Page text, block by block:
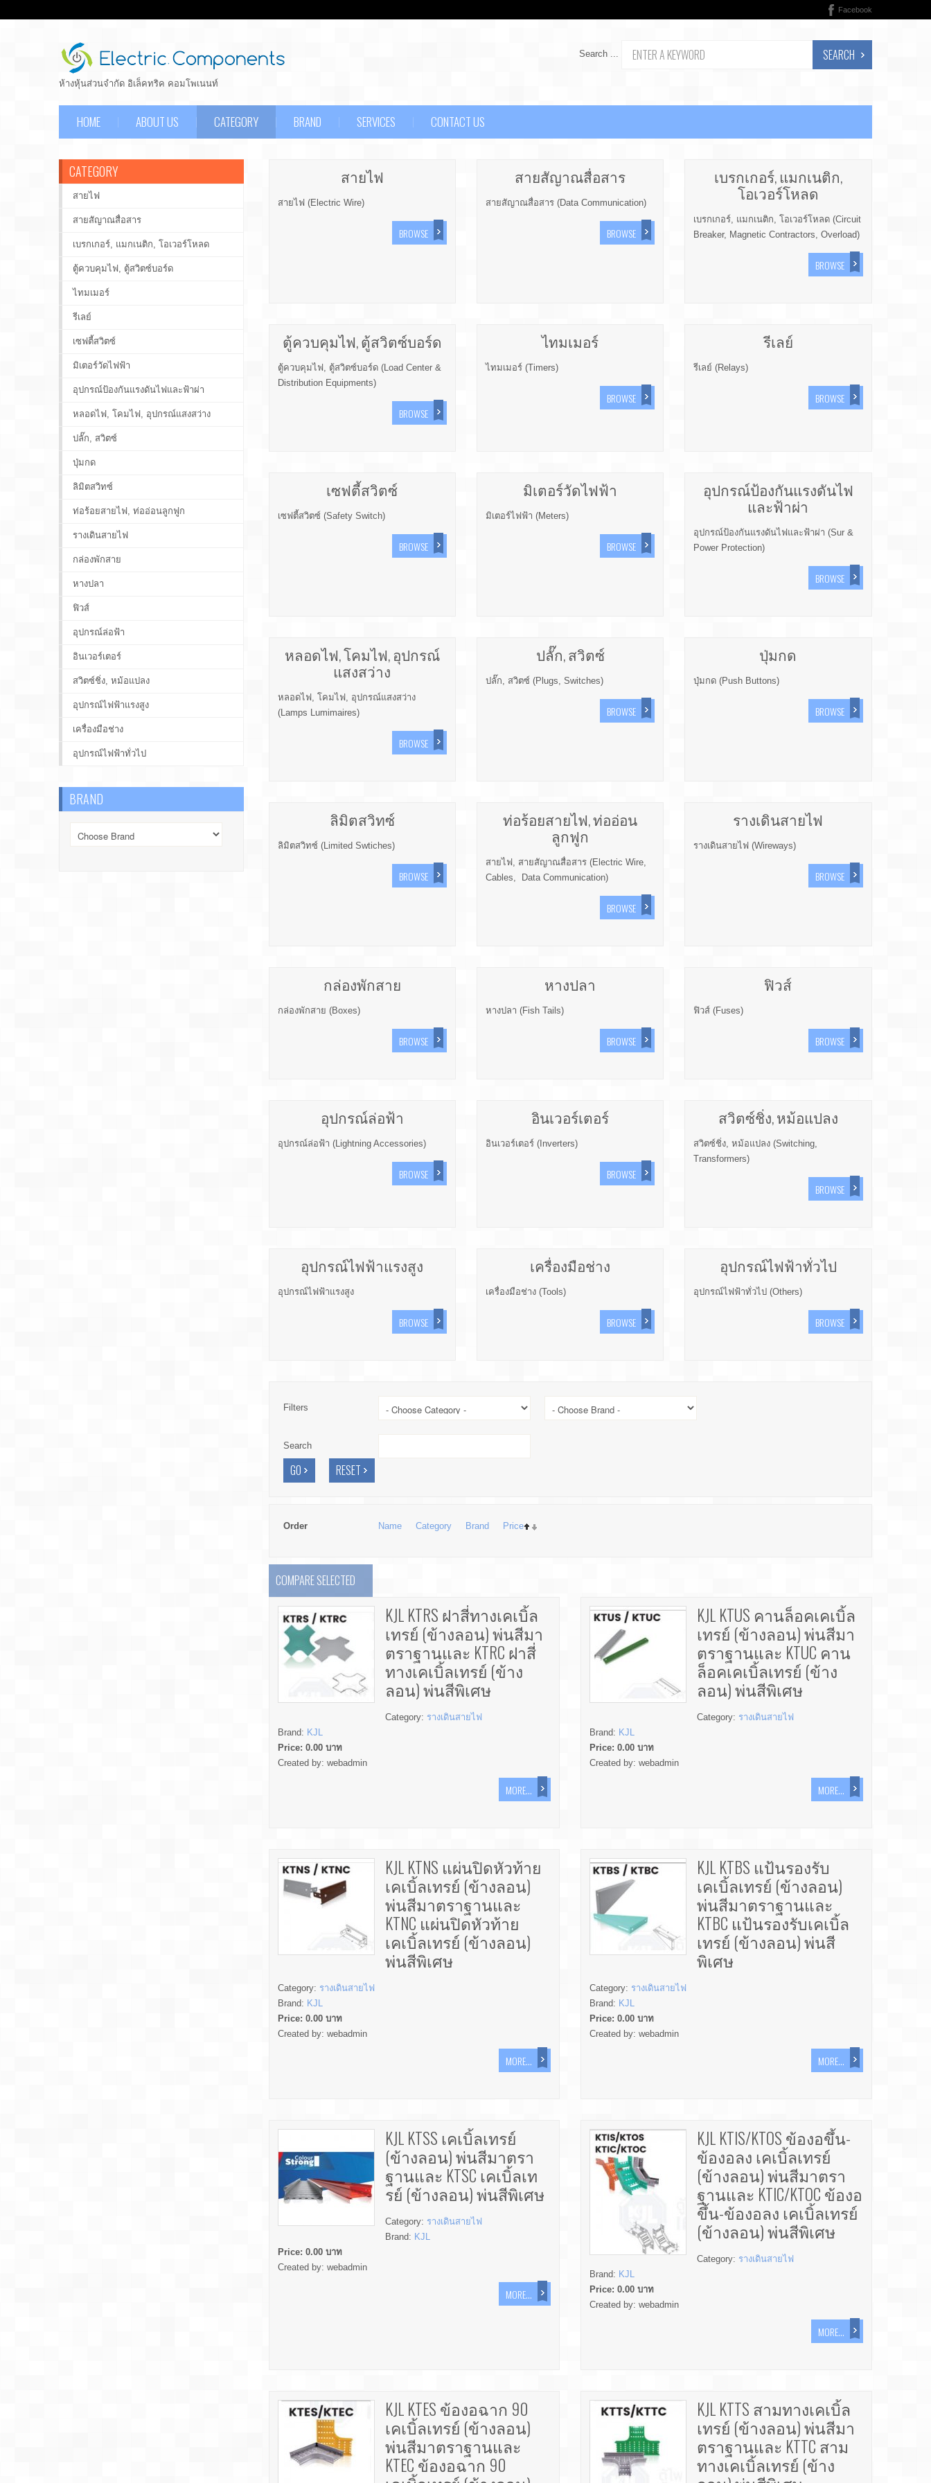
Facebook
ห้างหุ้นส่วนจำกัด อิเล็คทริค คอมโพเนนท์
Search ... SEARCH
HOME ABOUT US CATEGORY BRAND SERVICES CONTACT US
สายไฟ
สายไฟ (Electric Wire)
BROWSE
สายสัญาณสื่อสาร
สายสัญาณสื่อสาร (Data Communication)
BROWSE
เบรกเกอร์, แมกเนติก,
โอเวอร์โหลด
เบรกเกอร์, แมกเนติก, โอเวอร์โหลด (Circuit
Breaker, Magnetic Contractors, Overload)
BROWSE
ตู้ควบคุมไฟ, ตู้สวิตซ์บอร์ด
ตู้ควบคุมไฟ, ตู้สวิตซ์บอร์ด (Load Center &
Distribution Equipments)
BROWSE
ไทมเมอร์
ไทมเมอร์ (Timers)
BROWSE
รีเลย์
รีเลย์ (Relays)
BROWSE
เซฟตี้สวิตซ์
เซฟตี้สวิตซ์ (Safety Switch)
BROWSE
มิเตอร์วัดไฟฟ้า
มิเตอร์ไฟฟ้า (Meters)
BROWSE
อุปกรณ์ป้องกันแรงดันไฟ
และฟ้าผ่า
อุปกรณ์ป้องกันแรงดันไฟและฟ้าผ่า (Sur &
Power Protection)
BROWSE
หลอดไฟ, โคมไฟ, อุปกรณ์
แสงสว่าง
หลอดไฟ, โคมไฟ, อุปกรณ์แสงสว่าง
(Lamps Lumimaires)
BROWSE
ปลั๊ก, สวิตซ์
ปลั๊ก, สวิตซ์ (Plugs, Switches)
BROWSE
ปุ่มกด
ปุ่มกด (Push Buttons)
BROWSE
ลิมิตสวิทซ์
ลิมิตสวิทซ์ (Limited Swtiches)
BROWSE
ท่อร้อยสายไฟ, ท่ออ่อน
ลูกฟูก
สายไฟ, สายสัญาณสื่อสาร (Electric Wire,
Cables, Data Communication)
BROWSE
รางเดินสายไฟ
รางเดินสายไฟ (Wireways)
BROWSE
กล่องพักสาย
กล่องพักสาย (Boxes)
BROWSE
หางปลา
หางปลา (Fish Tails)
BROWSE
ฟิวส์
ฟิวส์ (Fuses)
BROWSE
อุปกรณ์ล่อฟ้า
อุปกรณ์ล่อฟ้า (Lightning Accessories)
BROWSE
อินเวอร์เตอร์
อินเวอร์เตอร์ (Inverters)
BROWSE
สวิตซ์ชิ่ง, หม้อแปลง
สวิตซ์ชิ่ง, หม้อแปลง (Switching,
Transformers)
BROWSE
อุปกรณ์ไฟฟ้าแรงสูง
อุปกรณ์ไฟฟ้าแรงสูง
BROWSE
เครื่องมือช่าง
เครื่องมือช่าง (Tools)
BROWSE
อุปกรณ์ไฟฟ้าทั่วไป
อุปกรณ์ไฟฟ้าทั่วไป (Others)
BROWSE
Filters
Search
Order Name Category Brand Price
COMPARE SELECTED
KJL KTRS ฝาสี่ทางเคเบิ้ล
เทรย์ (ข้างลอน) พ่นสีมา
ตราฐานและ KTRC ฝาสี่
ทางเคเบิ้ลเทรย์ (ข้าง
ลอน) พ่นสีพิเศษ
Category: รางเดินสายไฟ
Brand: KJL
Price: 0.00 บาท
Created by: webadmin
MORE...
KJL KTUS คานล็อคเคเบิ้ล
เทรย์ (ข้างลอน) พ่นสีมา
ตราฐานและ KTUC คาน
ล็อคเคเบิ้ลเทรย์ (ข้าง
ลอน) พ่นสีพิเศษ
Category: รางเดินสายไฟ
Brand: KJL
Price:0.00 บาท
Created by:webadmin
MORE...
KJL KTNS แผ่นปิดหัวท้าย
เคเบิ้ลเทรย์ (ข้างลอน)
พ่นสีมาตราฐานและ
KTNC แผ่นปิดหัวท้าย
เคเบิ้ลเทรย์ (ข้างลอน)
พ่นสีพิเศษ
Category: รางเดินสายไฟ
Brand: KJL
Price: 0.00 บาท
Created by: webadmin
MORE...
KJL KTBS แป้นรองรับ
เคเบิ้ลเทรย์ (ข้างลอน)
พ่นสีมาตราฐานและ
KTBC แป้นรองรับเคเบิ้ล
เทรย์ (ข้างลอน) พ่นสี
พิเศษ
Category: รางเดินสายไฟ
Brand: KJL
Price:0.00 บาท
Created by:webadmin
MORE...
KJL KTSS เคเบิ้ลเทรย์
(ข้างลอน) พ่นสีมาตรา
ฐานและ KTSC เคเบิ้ลเท
รย์ (ข้างลอน) พ่นสีพิเศษ
Category: รางเดินสายไฟ
Brand: KJL
Price: 0.00 บาท
Created by: webadmin
MORE...
KJL KTIS/KTOS ข้องอขึ้น-
ข้องอลง เคเบิ้ลเทรย์
(ข้างลอน) พ่นสีมาตรา
ฐานและ KTIC/KTOC ข้องอ
ขึ้น-ข้องอลง เคเบิ้ลเทรย์
(ข้างลอน) พ่นสีพิเศษ
Category: รางเดินสายไฟ
Brand: KJL
Price:0.00 บาท
Created by:webadmin
MORE...
KJL KTES ข้องอฉาก 90
เคเบิ้ลเทรย์ (ข้างลอน)
พ่นสีมาตราฐานและ
KTEC ข้องอฉาก 90
KJL KTTS สามทางเคเบิ้ล
เทรย์ (ข้างลอน) พ่นสีมา
ตราฐานและ KTTC สาม
ทางเคเบิ้ลเทรย์ (ข้าง
CATEGORY
สายไฟ
สายสัญาณสื่อสาร
เบรกเกอร์, แมกเนติก, โอเวอร์โหลด
ตู้ควบคุมไฟ, ตู้สวิตซ์บอร์ด
ไทมเมอร์
รีเลย์
เซฟตี้สวิตซ์
มิเตอร์วัดไฟฟ้า
อุปกรณ์ป้องกันแรงดันไฟและฟ้าผ่า
หลอดไฟ, โคมไฟ, อุปกรณ์แสงสว่าง
ปลั๊ก, สวิตซ์
ปุ่มกด
ลิมิตสวิทซ์
ท่อร้อยสายไฟ, ท่ออ่อนลูกฟูก
รางเดินสายไฟ
กล่องพักสาย
หางปลา
ฟิวส์
อุปกรณ์ล่อฟ้า
อินเวอร์เตอร์
สวิตซ์ชิ่ง, หม้อแปลง
อุปกรณ์ไฟฟ้าแรงสูง
เครื่องมือช่าง
อุปกรณ์ไฟฟ้าทั่วไป
BRAND